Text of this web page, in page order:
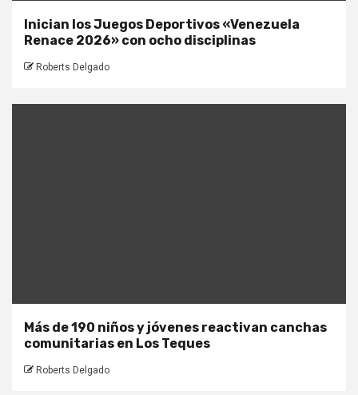
Inician los Juegos Deportivos «Venezuela
Renace 2026» con ocho disciplinas
Roberts Delgado
Más de 190 niños y jóvenes reactivan canchas
comunitarias en Los Teques
Roberts Delgado